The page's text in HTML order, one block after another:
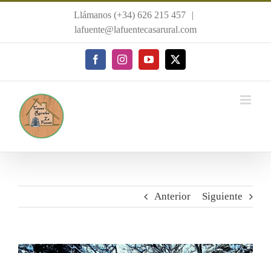
Llámanos (+34) 626 215 457
|
lafuente@lafuentecasarural.com
FacebookInstagramYouTube
X
Anterior Siguiente